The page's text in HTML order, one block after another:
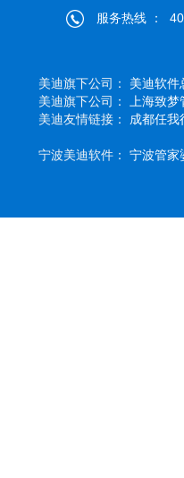
服务热线 ：
美迪旗下公司： 美迪软件
美迪旗下公司： 上海致梦
美迪友情链接： 成都任我
宁波美迪软件： 宁波管家